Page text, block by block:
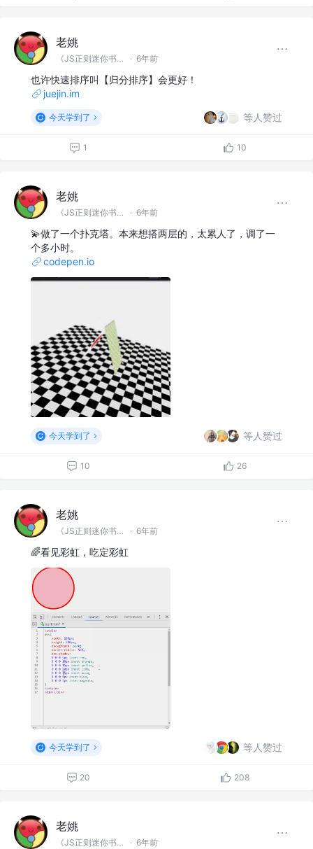
老姚
《JS正则迷你书》作者 · 6年前
也许快速排序叫【归分排序】会更好！
juejin.im
今天学到了 等人赞过
1 10
老姚
《JS正则迷你书》作者 · 6年前
💫做了一个扑克塔。本来想搭两层的，太累人了，调了一
个多小时。
codepen.io
今天学到了 等人赞过
10 26
老姚
《JS正则迷你书》作者 · 6年前
🌈看见彩虹，吃定彩虹
今天学到了 等人赞过
20 208
老姚
《JS正则迷你书》作者 · 6年前